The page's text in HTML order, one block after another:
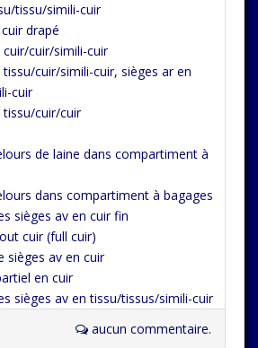
tissu/simili-cuir
drapé
cuir/cuir/simili-cuir
cuir/simili-cuir, sièges ar en
cuir
tissu/cuir/cuir
de laine dans compartiment à
dans compartiment à bagages
sièges av en cuir fin
cuir (full cuir)
sièges av en cuir
en cuir
sièges av en tissu/tissus/simili-cuir
aucun commentaire.